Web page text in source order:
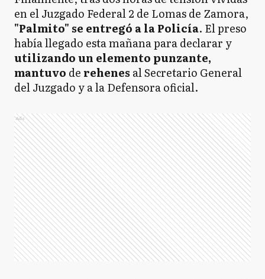
en el Juzgado Federal 2 de Lomas de Zamora,
"Palmito" se entregó a la Policía. El preso
había llegado esta mañana para declarar y
utilizando un elemento punzante,
mantuvo de rehenes al Secretario General
del Juzgado y a la Defensora oficial.
Ads